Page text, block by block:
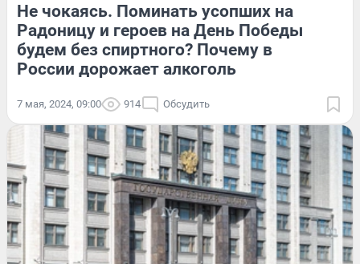
Не чокаясь. Поминать усопших на
Радоницу и героев на День Победы
будем без спиртного? Почему в
России дорожает алкоголь
7 мая, 2024, 09:00 914 Обсудить